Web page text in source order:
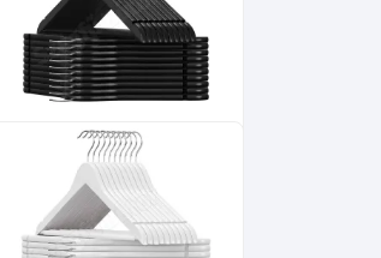
14 500Ft
Vállfa készlet 20db,
nadrágtartóval,
csúszásmentes felület fekete
16 200Ft